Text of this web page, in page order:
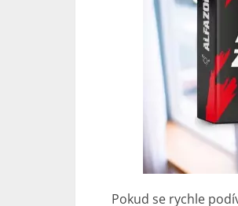
Pokud se rychle